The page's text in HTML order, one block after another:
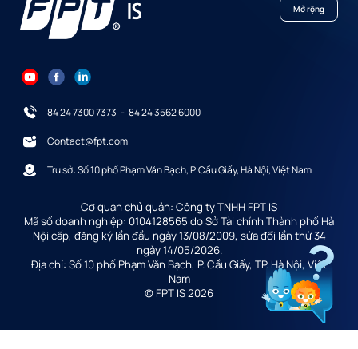
Mở rộng
84 24 7300 7373 - 84 24 3562 6000
Contact@fpt.com
Trụ sở: Số 10 phố Phạm Văn Bạch, P. Cầu Giấy, Hà Nội, Việt Nam
Cơ quan chủ quản: Công ty TNHH FPT IS
Mã số doanh nghiệp: 0104128565 do Sở Tài chính Thành phố Hà
Nội cấp, đăng ký lần đầu ngày 13/08/2009, sửa đổi lần thứ 34
ngày 14/05/2026.
Địa chỉ: Số 10 phố Phạm Văn Bạch, P. Cầu Giấy, TP. Hà Nội, Việt
Nam
© FPT IS 2026